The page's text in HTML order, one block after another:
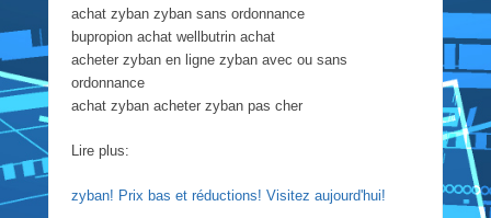
achat zyban zyban sans ordonnance
bupropion achat wellbutrin achat
acheter zyban en ligne zyban avec ou sans
ordonnance
achat zyban acheter zyban pas cher
Lire plus:
zyban! Prix bas et réductions! Visitez aujourd'hui!